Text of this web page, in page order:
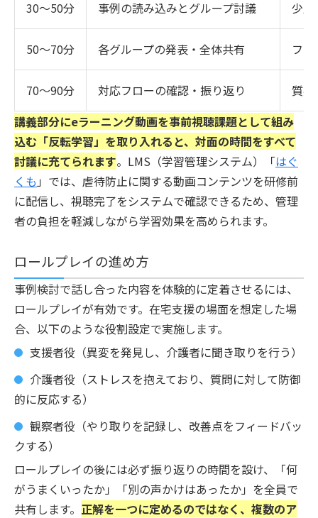
30〜50分 事例の読み込みとグループ討議 少人
50〜70分 各グループの発表・全体共有 フ
70〜90分 対応フローの確認・振り返り
質疑
講義部分にeラーニング動画を事前視聴課題として組み
込む「反転学習」を取り入れると、対面の時間をすべて
討議に充てられます。LMS（学習管理システム）「はぐ
くも 」では、虐待防止に関する動画コンテンツを研修前
に配信し、視聴完了をシステムで確認できるため、管理
者の負担を軽減しながら学習効果を高められます。
ロールプレイの進め方
事例検討で話し合った内容を体験的に定着させるには、
ロールプレイが有効です。在宅支援の場面を想定した場
合、以下のような役割設定で実施します。
支援者役（異変を発見し、介護者に聞き取りを行う）
介護者役（ストレスを抱えており、質問に対して防御
的に反応する）
観察者役（やり取りを記録し、改善点をフィードバッ
クする）
ロールプレイの後には必ず振り返りの時間を設け、「何
がうまくいったか」「別の声かけはあったか」を全員で
共有します。 正解を一つに定めるのではなく、複数のア